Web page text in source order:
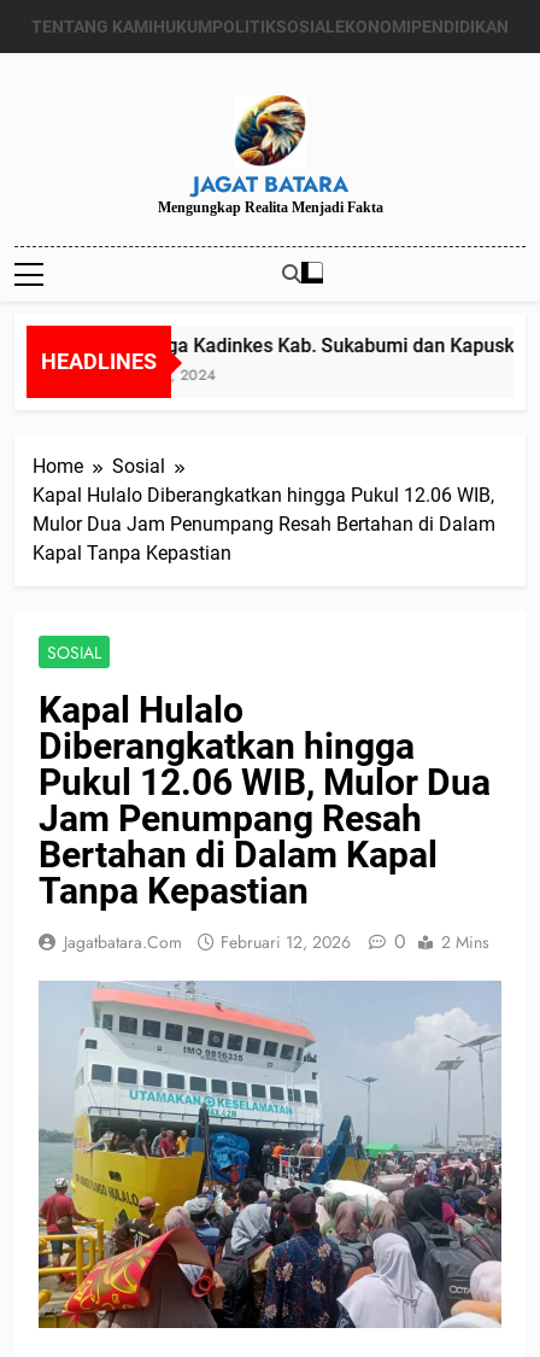
TENTANG KAMIHUKUMPOLITIKSOSIALEKONOMIPENDIDIKAN
JAGAT BATARA
Mengungkap Realita Menjadi Fakta
HEADLINES
Diduga Kadinkes Kab. Sukabumi dan
Juli 24, 2024
Home
Sosial
Kapal Hulalo Diberangkatkan hingga Pukul 12.06 WIB,
Mulor Dua Jam Penumpang Resah Bertahan di Dalam
Kapal Tanpa Kepastian
SOSIAL
Kapal Hulalo
Diberangkatkan hingga
Pukul 12.06 WIB, Mulor Dua
Jam Penumpang Resah
Bertahan di Dalam Kapal
Tanpa Kepastian
Jagatbatara.com Februari 12, 2026 0 2 Mins